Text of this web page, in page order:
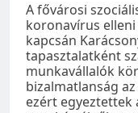
A fővárosi
koronavírus
kapcsán
tapasztalatként
munkavállalók
bizalmatlanság
ezért egyeztettek